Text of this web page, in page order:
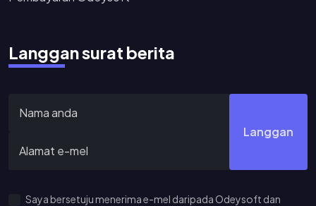
Langgan surat berita
Langgan
Saya bersetuju menerima e-mel daripada Odeysoft dan